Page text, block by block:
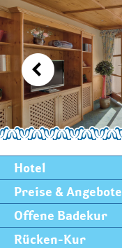
Hotel
Preise & Angebote
Offene Badekur
Rücken-Kur